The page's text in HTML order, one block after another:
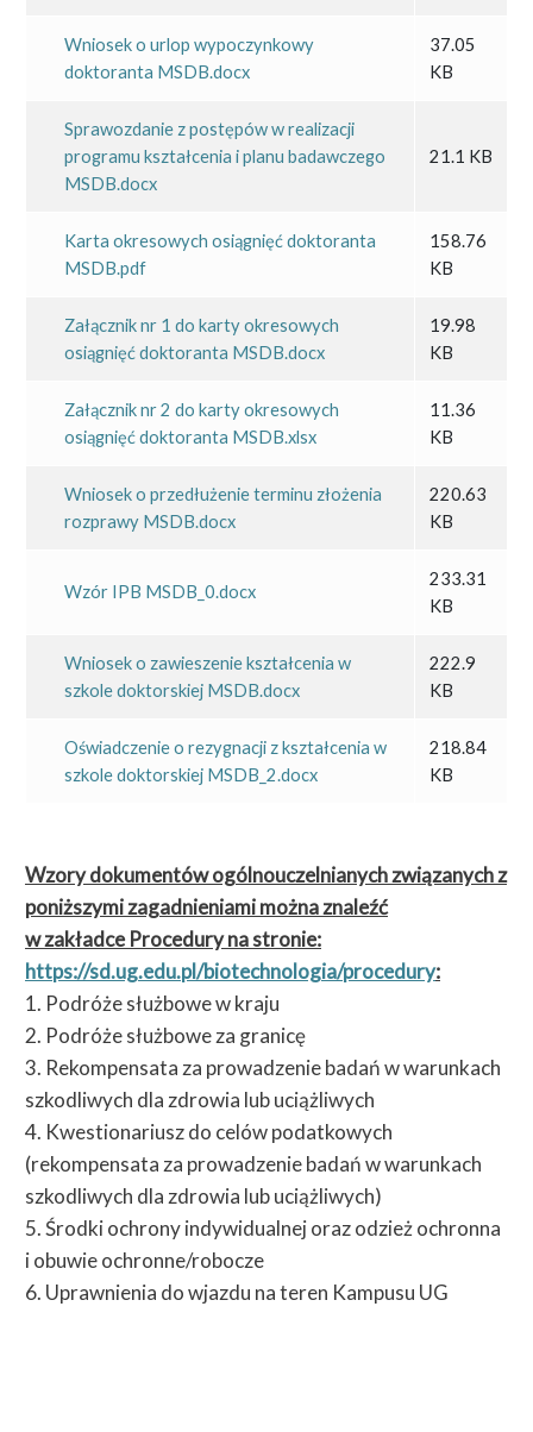
Wniosek o urlop wypoczynkowy
doktoranta MSDB.docx
37.05
KB
Sprawozdanie z postępów w realizacji
programu kształcenia i planu badawczego
MSDB.docx
21.1 KB
Karta okresowych osiągnięć doktoranta
MSDB.pdf
158.76
KB
Załącznik nr 1 do karty okresowych
osiągnięć doktoranta MSDB.docx
19.98
KB
Załącznik nr 2 do karty okresowych
osiągnięć doktoranta MSDB.xlsx
11.36
KB
Wniosek o przedłużenie terminu złożenia
rozprawy MSDB.docx
220.63
KB
Wzór IPB MSDB_0.docx
233.31
KB
Wniosek o zawieszenie kształcenia w
szkole doktorskiej MSDB.docx
222.9
KB
Oświadczenie o rezygnacji z kształcenia w
szkole doktorskiej MSDB_2.docx
218.84
KB
Wzory dokumentów ogólnouczelnianych związanych z
poniższymi zagadnieniami można znaleźć
w zakładce Procedury na stronie:
https://sd.ug.edu.pl/biotechnologia/procedury:
1. Podróże służbowe w kraju
2. Podróże służbowe za granicę
3. Rekompensata za prowadzenie badań w warunkach
szkodliwych dla zdrowia lub uciążliwych
4. Kwestionariusz do celów podatkowych
(rekompensata za prowadzenie badań w warunkach
szkodliwych dla zdrowia lub uciążliwych)
5. Środki ochrony indywidualnej oraz odzież ochronna
i obuwie ochronne/robocze
6. Uprawnienia do wjazdu na teren Kampusu UG